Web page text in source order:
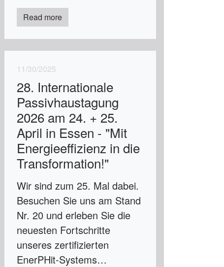
Read more
11/30/2025
28. Internationale
Passivhaustagung
2026 am 24. + 25.
April in Essen - "Mit
Energieeffizienz in die
Transformation!"
Wir sind zum 25. Mal dabei.
Besuchen Sie uns am Stand
Nr. 20 und erleben Sie die
neuesten Fortschritte
unseres zertifizierten
EnerPHit-Systems…